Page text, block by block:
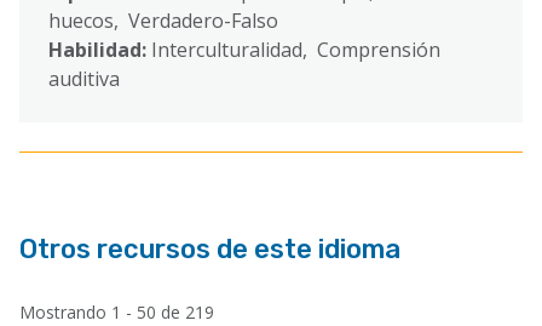
huecos, Verdadero-Falso
Habilidad: Interculturalidad, Comprensión
auditiva
Otros recursos de este idioma
Mostrando 1 - 50 de 219